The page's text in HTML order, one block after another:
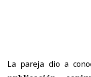
La pareja dio a